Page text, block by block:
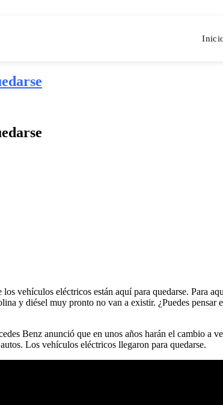
vehículos eléctricos están aquí para quedarse. Para
y diésel muy pronto no van a existir. ¿Puedes
Benz anunció que en unos años harán el cambio a
Los vehículos eléctricos llegaron para quedarse.